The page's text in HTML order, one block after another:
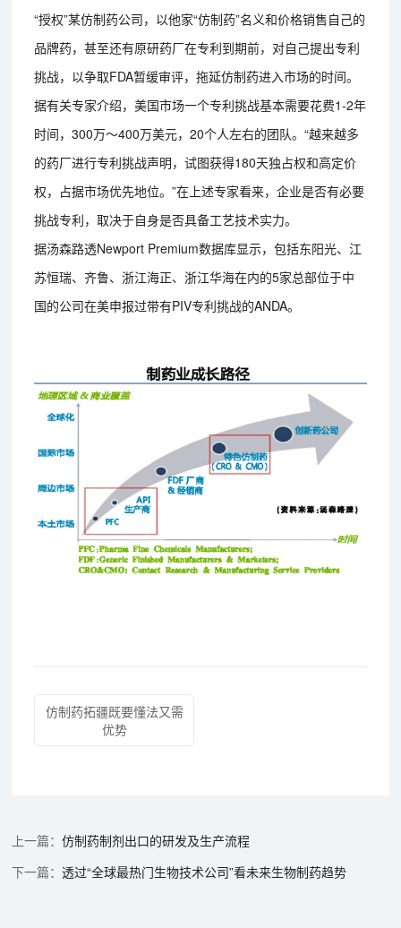
“授权”某仿制药公司，以他家“仿制药”名义和价格销售自己的
品牌药，甚至还有原研药厂在专利到期前，对自己提出专利
挑战，以争取FDA暂缓审评，拖延仿制药进入市场的时间。
据有关专家介绍，美国市场一个专利挑战基本需要花费1-2年
时间，300万～400万美元，20个人左右的团队。“越来越多
的药厂进行专利挑战声明，试图获得180天独占权和高定价
权，占据市场优先地位。”在上述专家看来，企业是否有必要
挑战专利，取决于自身是否具备工艺技术实力。
据汤森路透Newport Premium数据库显示，包括东阳光、江
苏恒瑞、齐鲁、浙江海正、浙江华海在内的5家总部位于中
国的公司在美申报过带有PIV专利挑战的ANDA。
仿制药拓疆既要懂法又需
优势
仿制药制剂出口的研发及生产流程
透过“全球最热门生物技术公司”看未来生物制药趋势